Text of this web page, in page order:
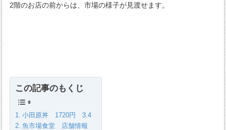
2階のお店の前からは、市場の様子が見渡せます。
この記事のもくじ
小田原丼 1720円 3.4
魚市場食堂 店舗情報